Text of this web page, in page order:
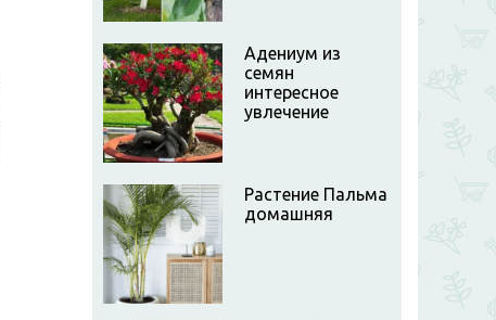
Адениум из
семян
интересное
увлечение
Растение Пальма
домашняя